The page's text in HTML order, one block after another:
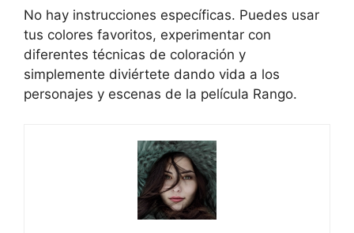
No hay instrucciones específicas. Puedes usar
tus colores favoritos, experimentar con
diferentes técnicas de coloración y
simplemente diviértete dando vida a los
personajes y escenas de la película Rango.